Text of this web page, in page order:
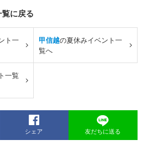
に戻る
ト一
甲信越の夏休みイベント一
覧へ
一覧
シェア 友だちに送る